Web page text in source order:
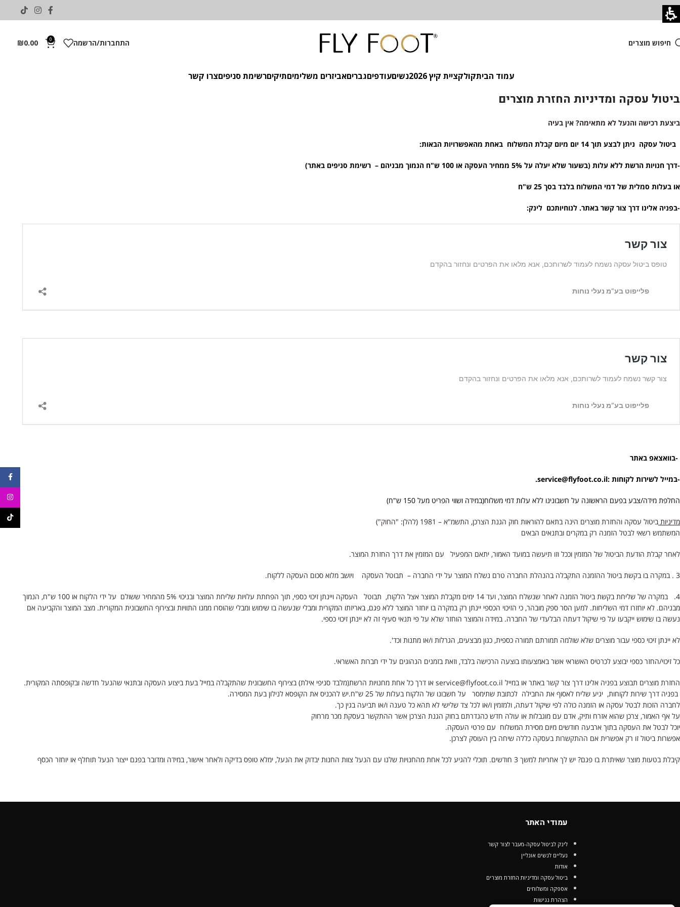
חיפוש מוצרים התחברות/הרשמה 0
₪0.00
עמוד הביתקולקציית קיץ 2026 נשיםעודפיםגבריםאביזרים משלימיםתיקיםרשימת סניפיםצרו קשר
ביטול עסקה ומדיניות החזרת מוצרים
ביצעת רכישה והנעל לא מתאימה? אין בעיה
ביטול עסקה ניתן לבצע תוך 14 יום מיום קבלת המשלוח באחת מהאפשרויות הבאות:
-דרך חנויות הרשת ללא עלות (בשעור שלא יעלה על 5% ממחיר העסקה או 100 ש"ח הנמוך מבניהם – רשימת סניפים באתר)
או בעלות סמלית של דמי המשלוח בלבד בסך 25 ש"ח
-בפניה אלינו דרך צור קשר באתר. לנוחיותכם לינק:
-בוואצאפ באתר
-במייל לשירות לקוחות :service@flyfoot.co.il.
החלפת מידה/צבע בפעם הראשונה על חשבונינו ללא עלות דמי משלוח(במידה ושווי הפריט מעל 150 ש"ח)
מדיניותביטול עסקה והחזרת מוצרים הינה בתאם להוראות חוק הגנת הצרכן, התשמ"א – 1981 (להלן: "החוק")
המשתמש רשאי לבטל הזמנה רק במקרים ובתנאים הבאים
לאחר קבלת הודעת הביטול של המזמין וככל וזו תיעשה במועד האמור, יתאם המפעיל עם המזמין את דרך החזרת המוצר.
3 . במקרה בו בקשת ביטול ההזמנה התקבלה בהנהלת החברה טרם נשלח המוצר על ידי החברה – תבוטל העסקה ויושב מלוא סכום העסקה ללקוח.
4. במקרה של שליחת בקשת ביטול הזמנה לאחר שנשלח המוצר, ועד 14 ימים מקבלת המוצר אצל הלקוח, תבוטל העסקה ויינתן זיכוי כספי, תוך הפחתת עלויות שליחת המוצר ובניכוי 5% מהמחיר ששולם על ידי הלקוח או 100 ש"ח, הנמוך
מבניהם. לא יוחזרו דמי השליחות. למען הסר ספק מובהר, כי הזיכוי הכספי יינתן רק במקרה בו יוחזר המוצר ללא פגם, באריזתו המקורית ומבלי שנעשה בו שימוש ומבלי שהוסרו ממנו התוויות ובצירוף החשבונית המקורית. מצב המוצר והקביעה אם
נעשה בו שימוש ייקבעו על פי שיקול דעתה הבלעדי של החברה. במידה והמוצר הוחזר שלא על פי תנאי סעיף זה לא יינתן זיכוי כספי.
לא יינתן זיכוי כספי עבור מוצרים שלא שולמה תמורתם תמורה כספית, כגון מבצעים, הגרלות ו/או מתנות וכד'.
כל זיכוי/החזר כספי יבוצע לכרטיס האשראי אשר באמצעותו בוצעה הרכישה בלבד, וזאת בזמנים הנהוגים על ידי חברות האשראי.
החזרת מוצרים תבוצע בפניה אלינו דרך צור קשר באתר או במייל service@flyfoot.co.il או דרך כל אחת מחנויות הרשת(מלבד סניפי אילת) בצירוף החשבונית שהתקבלה במייל בעת ביצוע העסקה ובתנאי שהנעל חדשה ובקופסתה המקורית.
בפניה דרך שירות לקוחות, יגיע שליח לאסוף את החבילה לכתובת שתימסר על חשבונו של הלקוח בעלות של 25 ש"ח.יש להכניס את הקופסא לנילון בעת המסירה.
לחברה הזכות לבטל עסקה או הזמנה כולה לפי שיקול דעתה, ולמזמין ו/או לכל צד שלישי לא תהא כל טענה ו/או תביעה בגין כך.
על אף האמור, צרכן שהוא אזרח ותיק, אדם עם מוגבלות או עולה חדש כהגדרתם בחוק הגנת הצרכן אשר ההתקשר בעסקת מכר מרחוק
יוכל לבטל את העסקה בתוך ארבעה חודשים מיום מסירת המשלוח עם פרטי העסקה.
אפשרות ביטול זו רק אפשרית אם ההתקשרות בעסקה כללה שיחה בין העוסק לצרכן.
קיבלת בטעות מוצר שאיתרת בו פגם? יש לך אחריות למשך 3 חודשים. תוכלי להגיע לכל אחת מהחנויות שלנו עם הנעל צוות החנות יבדוק את הנעל, ימלא טופס בדיקה ולאחר אישור, במידה ומדובר בפגם ייצור הנעל תוחלף או יוחזר הכסף
עמודי האתר
לינק לביטול עסקה-מעבר לצור קשר
נעליים לנשים אונליין
אודות
ביטול עסקה ומדיניות החזרת מוצרים
אספקה ומשלוחים
הצהרת נגישות